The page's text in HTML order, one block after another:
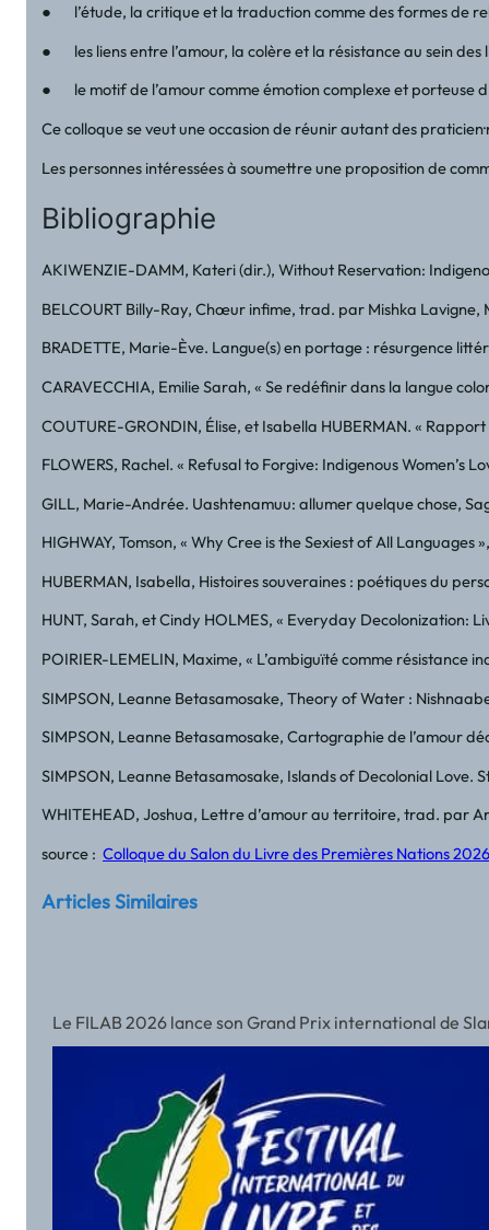
● l’étude, la critique et la traduction comme des formes de
● les liens entre l’amour, la colère et la résistance au sein
● le motif de l’amour comme émotion complexe et porteuse
Ce colloque se veut une occasion de réunir autant des
Les personnes intéressées à soumettre une proposition de
Bibliographie
AKIWENZIE-DAMM, Kateri (dir.), Without Reservation:
BELCOURT Billy-Ray, Chœur infime, trad. par Mishka
BRADETTE, Marie-Ève. Langue(s) en portage : résurgence
CARAVECCHIA, Emilie Sarah, « Se redéfinir dans la langue
COUTURE-GRONDIN, Élise, et Isabella HUBERMAN. «
FLOWERS, Rachel. « Refusal to Forgive: Indigenous Women’s
GILL, Marie-Andrée. Uashtenamuu: allumer quelque chose,
HIGHWAY, Tomson, « Why Cree is the Sexiest of All
HUBERMAN, Isabella, Histoires souveraines : poétiques du
HUNT, Sarah, et Cindy HOLMES, « Everyday Decolonization:
POIRIER-LEMELIN, Maxime, « L’ambiguïté comme résistance
SIMPSON, Leanne Betasamosake, Theory of Water :
SIMPSON, Leanne Betasamosake, Cartographie de l’amour
SIMPSON, Leanne Betasamosake, Islands of Decolonial Love.
WHITEHEAD, Joshua, Lettre d’amour au territoire, trad. par
source :Colloque du Salon du Livre des Premières Nations
Articles Similaires
Le FILAB 2026 lance son Grand Prix international de